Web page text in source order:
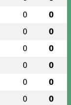
0 0
0 0
0 0
0 0
0 0
0 0